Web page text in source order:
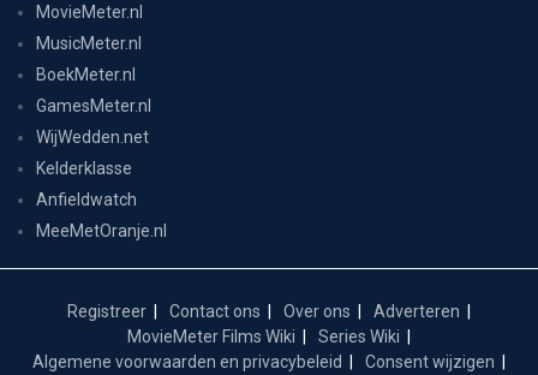
MovieMeter.nl
MusicMeter.nl
BoekMeter.nl
GamesMeter.nl
WijWedden.net
Kelderklasse
Anfieldwatch
MeeMetOranje.nl
Registreer Contact ons Over ons
Adverteren
MovieMeter Films Wiki
Series Wiki
Algemene voorwaarden en privacybeleid
Consent wijzigen